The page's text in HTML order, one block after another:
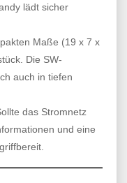
lädt sicher
Maße (19 x 7 x
Die SW-
auch in tiefen
das Stromnetz
und eine